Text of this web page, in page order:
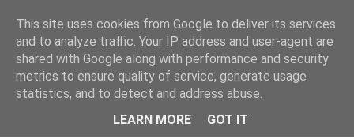
ESC2020 Holanda
This site uses cookies from Google to deliver its services
and to analyze traffic. Your IP address and user-agent are
shared with Google along with performance and security
metrics to ensure quality of service, generate usage
statistics, and to detect and address abuse.
LEARN MORE
GOT IT